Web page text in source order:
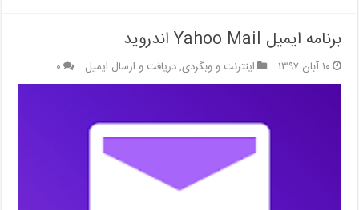
برنامه ایمیل Yahoo Mail اندروید
۱۰ آبان ۱۳۹۷ اینترنت و وبگردی,دریافت و ارسال ایمیل ۰